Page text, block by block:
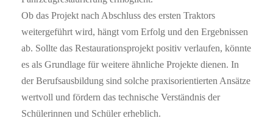
Ob das Projekt nach Abschluss des ersten Traktors
weitergeführt wird, hängt vom Erfolg und den Ergebnissen
ab. Sollte das Restaurationsprojekt positiv verlaufen, könnte
es als Grundlage für weitere ähnliche Projekte dienen. In
der Berufsausbildung sind solche praxisorientierten Ansätze
wertvoll und fördern das technische Verständnis der
Schülerinnen und Schüler erheblich.